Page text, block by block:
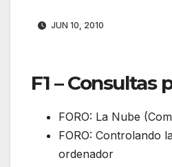
JUN 10, 2010
F1 – Consultas
FORO: La Nube
FORO: Controlando
ordenador